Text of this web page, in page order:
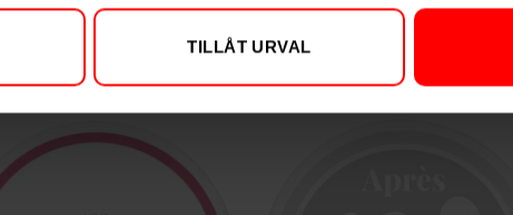
TILLÅT URVAL